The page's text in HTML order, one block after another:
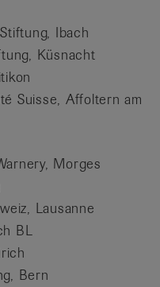
Ibach
Küsnacht
Suisse, Affoltern am
Morges
Lausanne
BL
Bern